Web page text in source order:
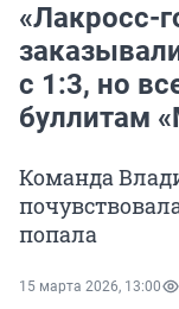
«Лакросс-
с 1:3, но
буллитам
Команда
попала
15 марта 2026, 13:00